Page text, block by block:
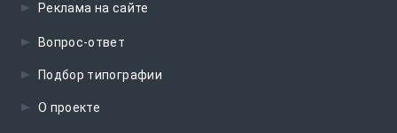
Реклама на сайте
Вопрос-ответ
Подбор типографии
О проекте